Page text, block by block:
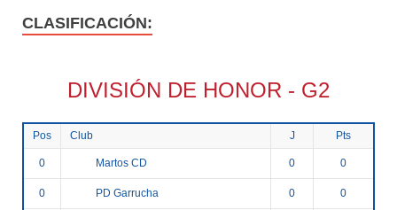
CLASIFICACIÓN:
DIVISIÓN DE HONOR - G2
Pos Club J Pts
0 Martos CD 0 0
0 PD Garrucha 0 0